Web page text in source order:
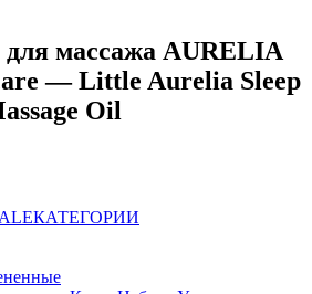
для массажа AURELIA
— Little Aurelia Sleep
Oil
КАТЕГОРИИ